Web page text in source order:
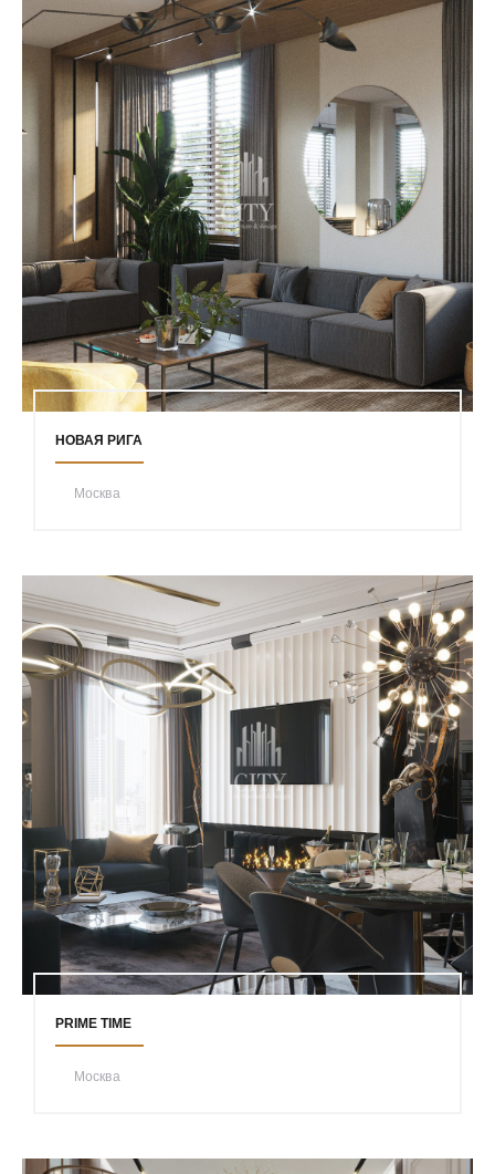
НОВАЯ РИГА
Москва
PRIME TIME
Москва